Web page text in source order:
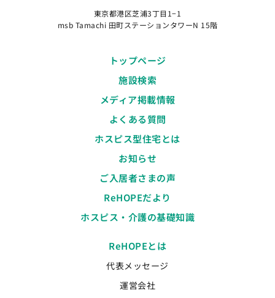
東京都港区芝浦3丁目1−1
msb Tamachi 田町ステーションタワーN 15階
トップページ
施設検索
メディア掲載情報
よくある質問
ホスピス型住宅とは
お知らせ
ご入居者さまの声
ReHOPEだより
ホスピス・介護の基礎知識
ReHOPEとは
代表メッセージ
運営会社